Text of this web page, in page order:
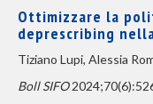
Ottimizzare la
deprescribing
Tiziano Lupi, Alessia
Boll SIFO